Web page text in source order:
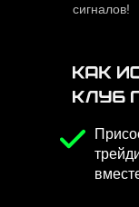
сигналов!